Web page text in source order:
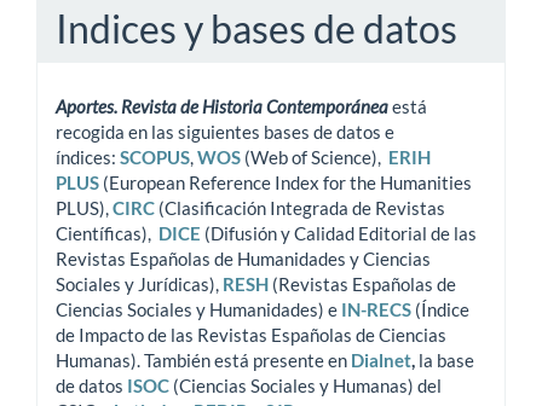
Indices y bases de datos
Aportes. Revista de Historia Contemporáneaestá
recogida en las siguientes bases de datos e
índices: SCOPUS,WOS (Web of Science), ERIH
PLUS (European Reference Index for the Humanities
PLUS),CIRC (Clasificación Integrada de Revistas
Científicas), DICE (Difusión y Calidad Editorial de las
Revistas Españolas de Humanidades y Ciencias
Sociales y Jurídicas), RESH (Revistas Españolas de
Ciencias Sociales y Humanidades) e IN-RECS (Índice
de Impacto de las Revistas Españolas de Ciencias
Humanas). También está presente en Dialnet, la base
de datos ISOC (Ciencias Sociales y Humanas) del